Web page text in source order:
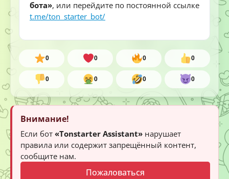
бота», или перейдите по постоянной ссылке
t.me/ton_starter_bot/
0 0 0 0
0 0 0 0
Внимание!
Если бот «Tonstarter Assistant» нарушает
правила или содержит запрещённый контент,
сообщите нам.
Пожаловаться